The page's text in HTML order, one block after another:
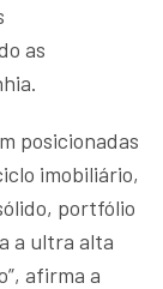
as
posicionadas
imobiliário,
portfólio
a ultra alta
afirma a